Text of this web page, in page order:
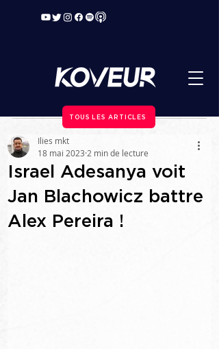
TOUS LES ARTICLES
Israel Adesanya voit
Jan Blachowicz battre
Alex Pereira !
Ilies mkt
18 mai 2023 2 min de lecture